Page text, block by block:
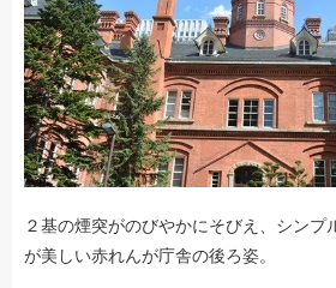
２基の煙突がのびやかにそびえ、シンプ
が美しい赤れんが庁舎の後ろ姿。